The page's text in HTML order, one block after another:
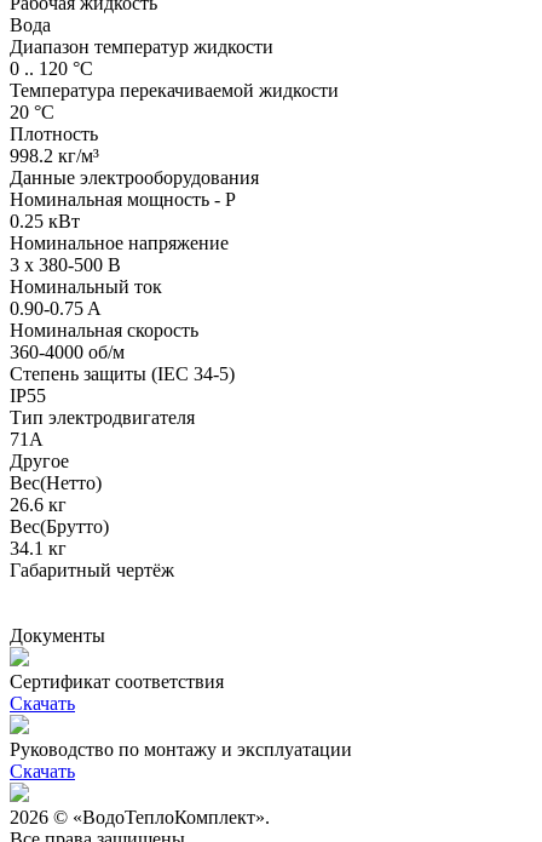
Вода
Диапазон температур жидкости
0 .. 120 °C
Температура перекачиваемой жидкости
20 °C
Плотность
998.2 кг/м³
Данные электрооборудования
Номинальная мощность - P
0.25 кВт
Номинальное напряжение
3 x 380-500 В
Номинальный ток
0.90-0.75 A
Номинальная скорость
360-4000 об/м
Степень защиты (IEC 34-5)
IP55
Тип электродвигателя
71A
Другое
Вес(Нетто)
26.6 кг
Вес(Брутто)
34.1 кг
Габаритный чертёж
Документы
Сертификат соответствия
Скачать
Руководство по монтажу и эксплуатации
Скачать
2026 © «ВодоТеплоКомплект».